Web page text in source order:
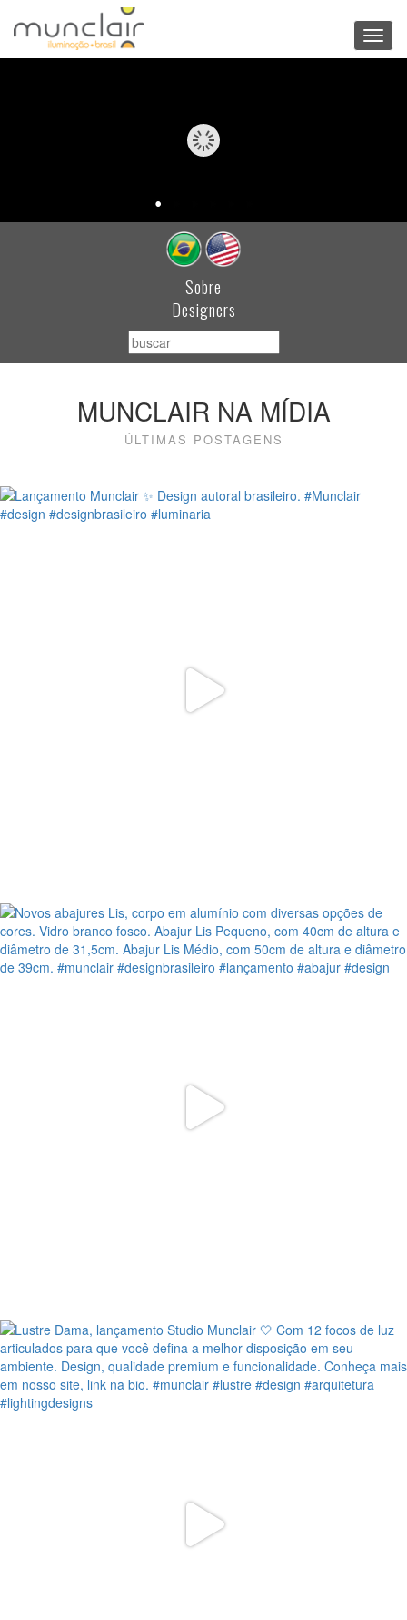
Sobre
Designers
MUNCLAIR NA MÍDIA
ÚLTIMAS POSTAGENS